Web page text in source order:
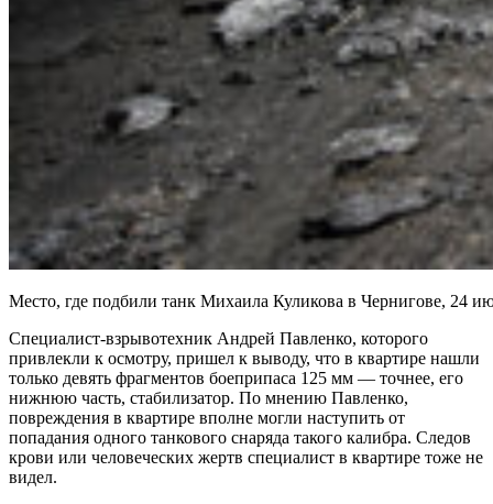
Место, где подбили танк Михаила Куликова в Чернигове, 24
Специалист-взрывотехник Андрей Павленко, которого
привлекли к осмотру, пришел к выводу, что в квартире нашли
только девять фрагментов боеприпаса 125 мм — точнее, его
нижнюю часть, стабилизатор. По мнению Павленко,
повреждения в квартире вполне могли наступить от
попадания одного танкового снаряда такого калибра. Следов
крови или человеческих жертв специалист в квартире тоже не
видел.